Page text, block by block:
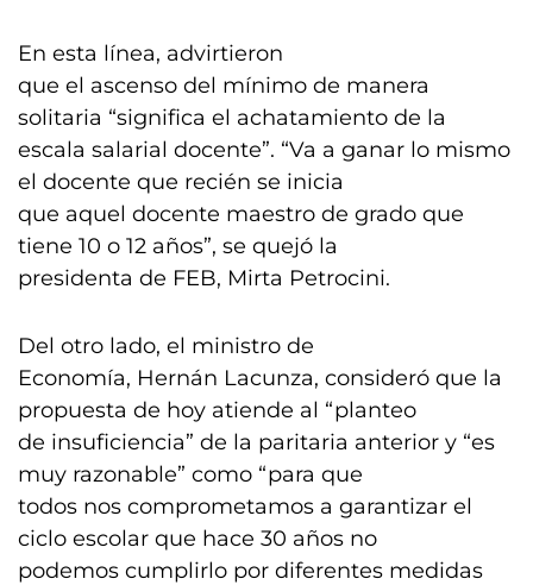
En esta línea, advirtieron
que el ascenso del mínimo de manera
solitaria “significa el achatamiento de la
escala salarial docente”. “Va a ganar lo mismo
el docente que recién se inicia
que aquel docente maestro de grado que
tiene 10 o 12 años”, se quejó la
presidenta de FEB, Mirta Petrocini.
Del otro lado, el ministro de
Economía, Hernán Lacunza, consideró que la
propuesta de hoy atiende al “planteo
de insuficiencia” de la paritaria anterior y “es
muy razonable” como “para que
todos nos comprometamos a garantizar el
ciclo escolar que hace 30 años no
podemos cumplirlo por diferentes medidas